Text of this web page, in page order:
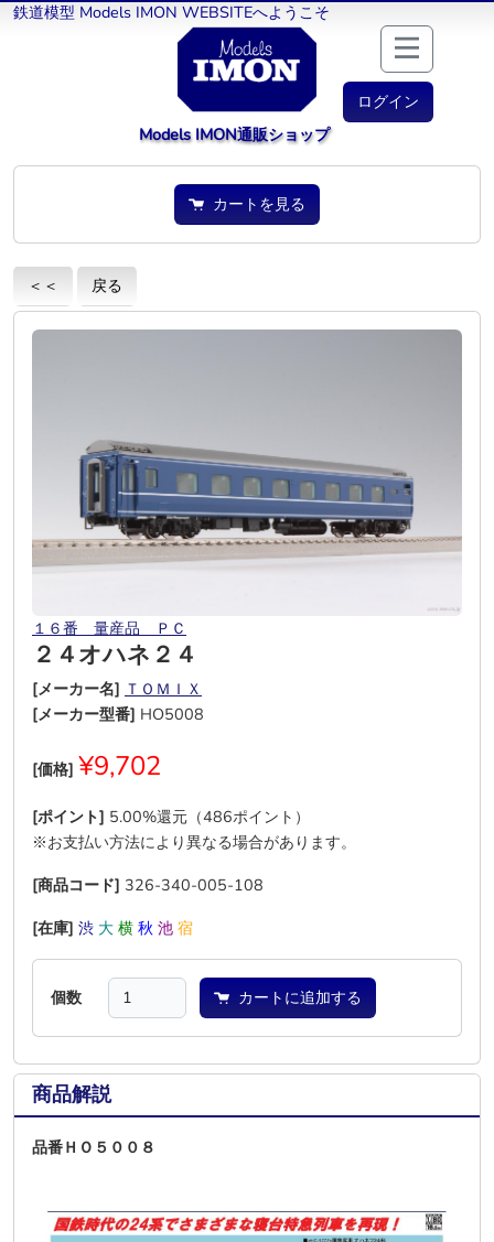
鉄道模型 Models IMON WEBSITEへようこそ
ログイン
Models IMON通販ショップ
カートを見る
＜＜ 戻る
１６番 量産品 ＰＣ
２４オハネ２４
[メーカー名] ＴＯＭＩＸ
[メーカー型番] HO5008
[価格] ¥9,702
[ポイント] 5.00%還元（486ポイント）
※お支払い方法により異なる場合があります。
[商品コード] 326-340-005-108
[在庫] 渋 大 横 秋 池 宿
個数 カートに追加する
商品解説
品番ＨＯ５００８